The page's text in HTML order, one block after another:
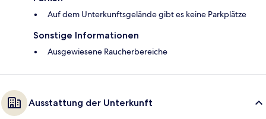
Auf dem Unterkunftsgelände gibt es keine Parkplätze
Sonstige Informationen
Ausgewiesene Raucherbereiche
Ausstattung der Unterkunft